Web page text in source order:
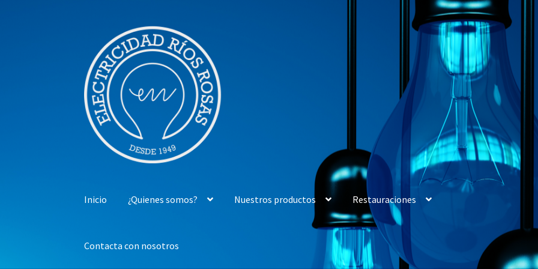
la
navegación
contenido
Inicio ¿Quienes somos? Nuestros productos Restauraciones
Contacta con nosotros